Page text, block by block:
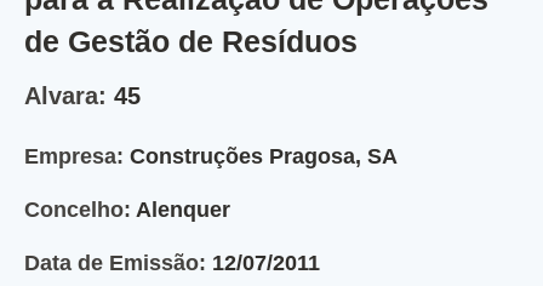
de Gestão de Resíduos
Alvara: 45
Empresa: Construções Pragosa, SA
Concelho: Alenquer
Data de Emissão: 12/07/2011